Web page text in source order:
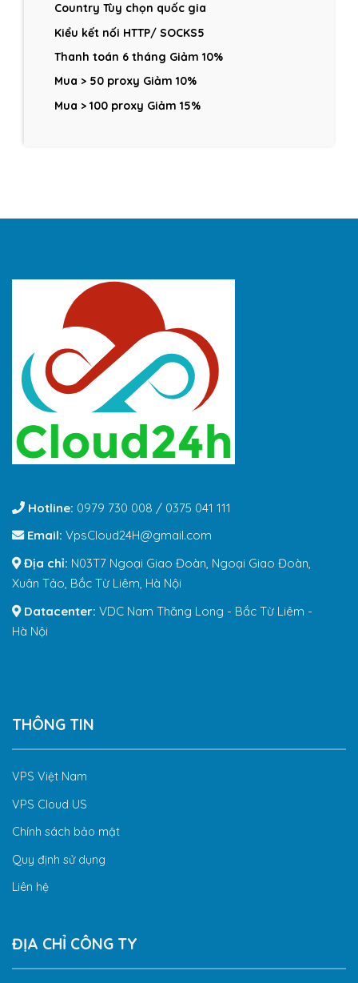
Country Tùy chọn quốc gia
Kiểu kết nối HTTP/ SOCKS5
Thanh toán 6 tháng Giảm 10%
Mua > 50 proxy Giảm 10%
Mua > 100 proxy Giảm 15%
Hotline: 0979 730 008 / 0375 041 111
Email: VpsCloud24H@gmail.com
Địa chỉ: N03T7 Ngoại Giao Đoàn, Ngoại Giao Đoàn,
Xuân Tảo, Bắc Từ Liêm, Hà Nội
Datacenter: VDC Nam Thăng Long - Bắc Từ Liêm -
Hà Nội
THÔNG TIN
VPS Việt Nam
VPS Cloud US
Chính sách bảo mật
Quy định sử dụng
Liên hệ
ĐỊA CHỈ CÔNG TY